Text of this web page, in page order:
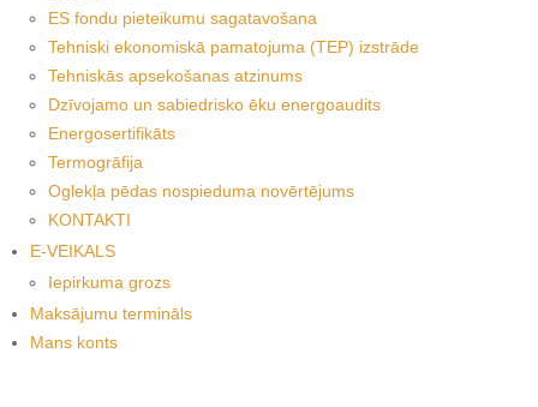
ES fondu pieteikumu sagatavošana
Tehniski ekonomiskā pamatojuma (TEP) izstrāde
Tehniskās apsekošanas atzinums
Dzīvojamo un sabiedrisko ēku energoaudits
Energosertifikāts
Termogrāfija
Oglekļa pēdas nospieduma novērtējums
KONTAKTI
E-VEIKALS
Iepirkuma grozs
Maksājumu termināls
Mans konts